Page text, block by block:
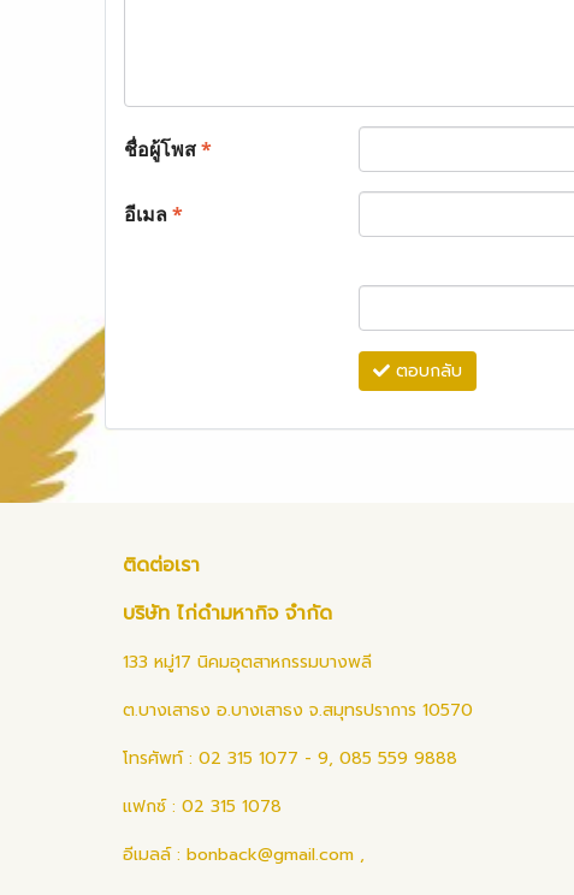
ชื่อผู้โพส*
อีเมล*
ตอบกลับ
ติดต่อเรา
บริษัท ไก่ดำมหากิจ จำกัด
133 หมู่17 นิคมอุตสาหกรรมบางพลี
ต.บางเสาธง อ.บางเสาธง จ.สมุทรปราการ 10570
โทรศัพท์ : 02 315 1077 - 9, 085 559 9888
แฟกซ์ : 02 315 1078
อีเมลล์ : bonback@gmail.com ,